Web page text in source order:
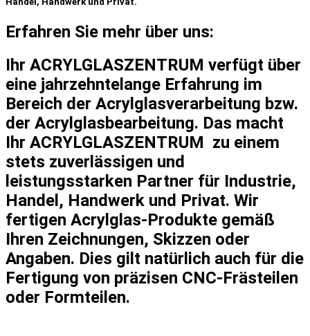
Erfahren Sie mehr über uns:
Ihr ACRYLGLASZENTRUM verfügt über
eine jahrzehntelange Erfahrung im
Bereich der Acrylglasverarbeitung bzw.
der Acrylglasbearbeitung. Das macht
Ihr ACRYLGLASZENTRUM zu einem
stets zuverlässigen und
leistungsstarken Partner für Industrie,
Handel, Handwerk und Privat. Wir
fertigen Acrylglas-Produkte gemäß
Ihren Zeichnungen, Skizzen oder
Angaben. Dies gilt natürlich auch für die
Fertigung von präzisen CNC-Frästeilen
oder Formteilen.